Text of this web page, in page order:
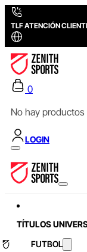
TLF ATENCIÓN
0
No hay productos
LOGIN
TÍTULOS
FUTBOL